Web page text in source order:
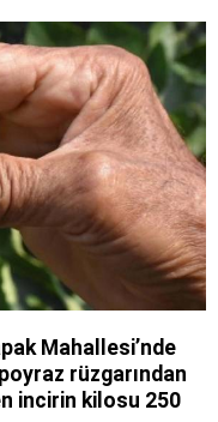
Mahallesi’nde
rüzgarından
incirin kilosu 250